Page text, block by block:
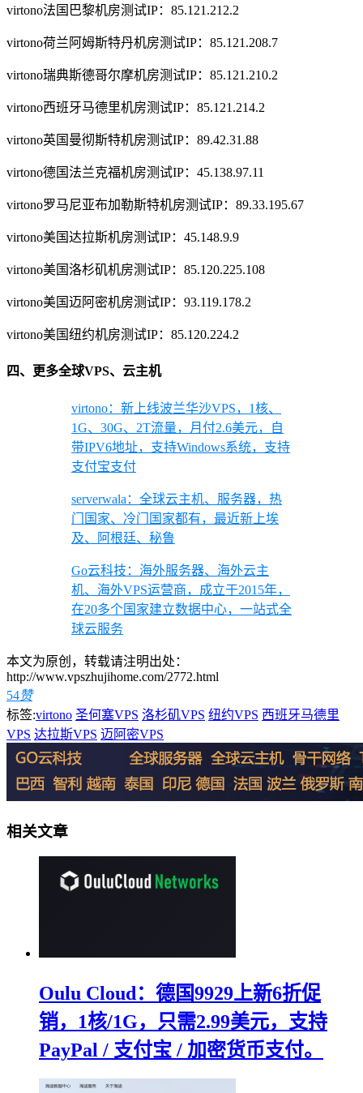
virtono法国巴黎机房测试IP：85.121.212.2
virtono荷兰阿姆斯特丹机房测试IP：85.121.208.7
virtono瑞典斯德哥尔摩机房测试IP：85.121.210.2
virtono西班牙马德里机房测试IP：85.121.214.2
virtono英国曼彻斯特机房测试IP：89.42.31.88
virtono德国法兰克福机房测试IP：45.138.97.11
virtono罗马尼亚布加勒斯特机房测试IP：89.33.195.67
virtono美国达拉斯机房测试IP：45.148.9.9
virtono美国洛杉矶机房测试IP：85.120.225.108
virtono美国迈阿密机房测试IP：93.119.178.2
virtono美国纽约机房测试IP：85.120.224.2
四、更多全球VPS、云主机
virtono：新上线波兰华沙VPS，1核、
1G、30G、2T流量，月付2.6美元，自
带IPV6地址，支持Windows系统，支持
支付宝支付
serverwala：全球云主机、服务器，热
门国家、冷门国家都有，最近新上埃
及、阿根廷、秘鲁
Go云科技：海外服务器、海外云主
机、海外VPS运营商，成立于2015年，
在20多个国家建立数据中心，一站式全
球云服务
本文为原创，转载请注明出处：
http://www.vpszhujihome.com/2772.html
54赞
标签:virtono 圣何塞VPS 洛杉矶VPS 纽约VPS 西班牙马德里
VPS 达拉斯VPS 迈阿密VPS
相关文章
Oulu Cloud：德国9929上新6折促
销，1核/1G，只需2.99美元，支持
PayPal / 支付宝 / 加密货币支付。